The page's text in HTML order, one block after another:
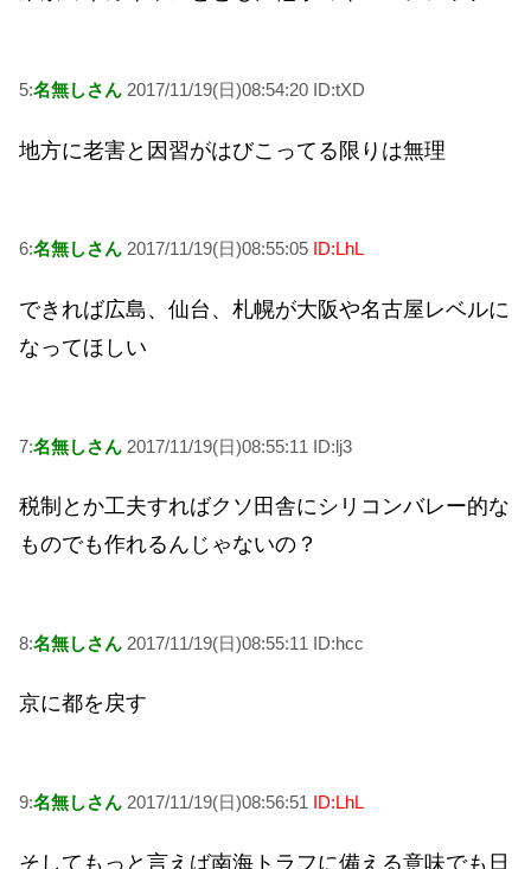
5:名無しさん 2017/11/19(日)08:54:20 ID:tXD
地方に老害と因習がはびこってる限りは無理
6:名無しさん 2017/11/19(日)08:55:05 ID:LhL
できれば広島、仙台、札幌が大阪や名古屋レベルに
なってほしい
7:名無しさん 2017/11/19(日)08:55:11 ID:lj3
税制とか工夫すればクソ田舎にシリコンバレー的な
ものでも作れるんじゃないの？
8:名無しさん 2017/11/19(日)08:55:11 ID:hcc
京に都を戻す
9:名無しさん 2017/11/19(日)08:56:51 ID:LhL
そしてもっと言えば南海トラフに備える意味でも日